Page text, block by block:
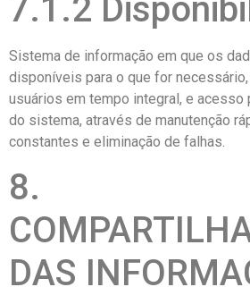
7.1.2
Sistema de informação em que os
disponíveis para o que for
usuários em tempo integral, e acesso
do sistema, através de manutenção
constantes e eliminação de falhas.
8.
DAS